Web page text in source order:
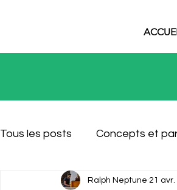
Tous les posts Concepts et
Étude de casRalph Neptune 21 avr.